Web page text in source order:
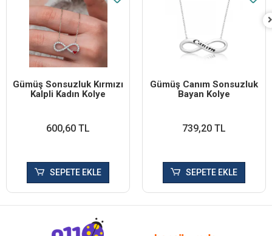
Gümüş Sonsuzluk Kırmızı
Kalpli Kadın Kolye
600,60 TL
SEPETE EKLE
Gümüş Canım Sonsuzluk
Bayan Kolye
739,20 TL
SEPETE EKLE